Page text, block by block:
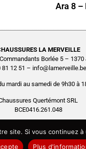
Ara 8 –
LA MERVEILLE
Borlée 5 – 1370
81 12 51 – info@lamerveille.be
mardi au samedi de 9h30 à
Quertémont SRL
BCE0416.261.048
Site réalisé parAGENCE2D
site. Si vous continuez
Plus